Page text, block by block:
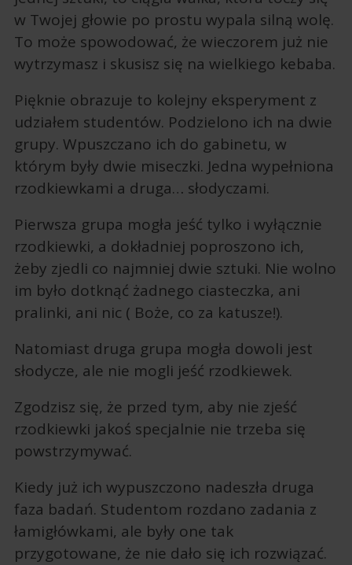
w Twojej głowie po prostu wypala silną wolę.
To może spowodować, że wieczorem już nie
wytrzymasz i skusisz się na wielkiego kebaba.
Pięknie obrazuje to kolejny eksperyment z
udziałem studentów. Podzielono ich na dwie
grupy. Wpuszczano ich do gabinetu, w
którym były dwie miseczki. Jedna wypełniona
rzodkiewkami a druga… słodyczami.
Pierwsza grupa mogła jeść tylko i wyłącznie
rzodkiewki, a dokładniej poproszono ich,
żeby zjedli co najmniej dwie sztuki. Nie wolno
im było dotknąć żadnego ciasteczka, ani
pralinki, ani nic ( Boże, co za katusze!).
Natomiast druga grupa mogła dowoli jest
słodycze, ale nie mogli jeść rzodkiewek.
Zgodzisz się, że przed tym, aby nie zjeść
rzodkiewki jakoś specjalnie nie trzeba się
powstrzymywać.
Kiedy już ich wypuszczono nadeszła druga
faza badań. Studentom rozdano zadania z
łamigłówkami, ale były one tak
przygotowane, że nie dało się ich rozwiązać.